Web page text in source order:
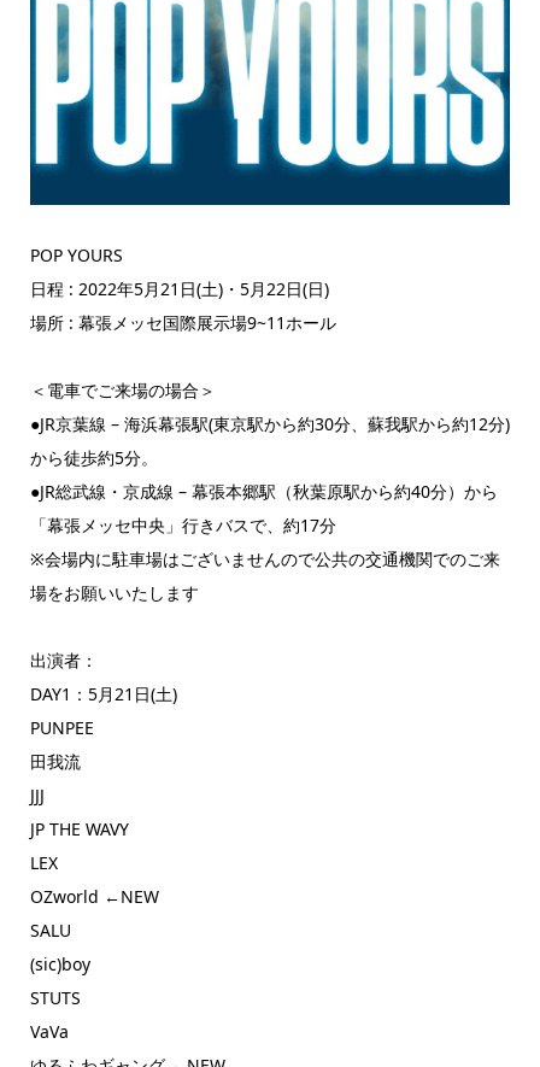
POP YOURS
日程 : 2022年5月21日(土)・5月22日(日)
場所 : 幕張メッセ国際展示場9~11ホール
＜電車でご来場の場合＞
●JR京葉線 – 海浜幕張駅(東京駅から約30分、蘇我駅から約12分)
から徒歩約5分。
●JR総武線・京成線 – 幕張本郷駅（秋葉原駅から約40分）から
「幕張メッセ中央」 行きバスで、約17分
※会場内に駐車場はございませんので公共の交通機関でのご来
場をお願いいたします
出演者：
DAY1：5月21日(土)
PUNPEE
田我流
JJJ
JP THE WAVY
LEX
OZworld ←NEW
SALU
(sic)boy
STUTS
VaVa